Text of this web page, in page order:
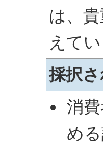
は、
えてい
採択
消
め